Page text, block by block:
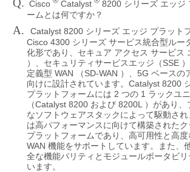
Q. Cisco Catalyst 8200 シリーズ エッジ
ームとは何ですか？
A. Catalyst 8200 シリーズ エッジ プラット
Cisco 4300 シリーズ サービス統合型ルー
化形であり、セキュア アクセス サービス
）、セキュリティサービスエッジ（ SSE
定義型 WAN （ SD-WAN ）、 5G ベースの
向けに設計されています。 Catalyst 8200
プラットフォームには 2 つの 1 ラックユ
（Catalyst 8200 および 8200L
）があり、
なソフトウェアスタックによって駆動され
は高パフォーマンスに向けて構築されたク
プラットフォームであり、高可用性と高度
WAN 機能をサポートしています。また、
全な機能パリティとモジュールポータビリ
います。